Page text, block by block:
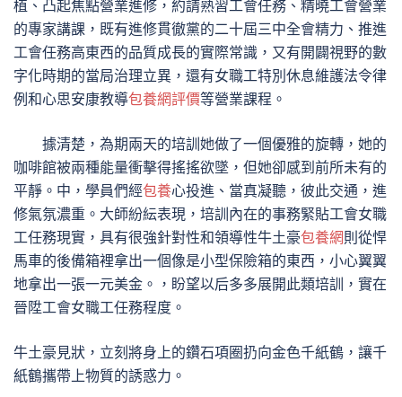
植、凸起焦點營業進修，約請熟習工會任務、精曉工會營業
的專家講課，既有進修貫徹黨的二十屆三中全會精力、推進
工會任務高東西的品質成長的實際常識，又有開闢視野的數
字化時期的當局治理立異，還有女職工特別休息維護法令律
例和心思安康教導包養網評價等營業課程。
據清楚，為期兩天的培訓她做了一個優雅的旋轉，她的
咖啡館被兩種能量衝擊得搖搖欲墜，但她卻感到前所未有的
平靜。中，學員們經包養心投進、當真凝聽，彼此交通，進
修氣氛濃重。大師紛紜表現，培訓內在的事務緊貼工會女職
工任務現實，具有很強針對性和領導性牛土豪包養網則從悍
馬車的後備箱裡拿出一個像是小型保險箱的東西，小心翼翼
地拿出一張一元美金。，盼望以后多多展開此類培訓，實在
晉陞工會女職工任務程度。
牛土豪見狀，立刻將身上的鑽石項圈扔向金色千紙鶴，讓千
紙鶴攜帶上物質的誘惑力。